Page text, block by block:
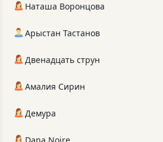
Наташа Воронцова
Арыстан Тастанов
Двенадцать струн
Амалия Сирин
Демура